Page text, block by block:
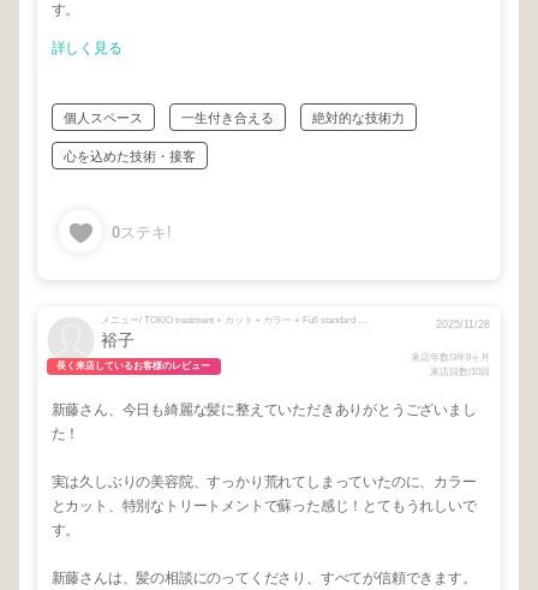
す。
詳しく見る
個人スペース 一生付き合える 絶対的な技術力
心を込めた技術・接客
0ステキ!
メニュー/ TOKIO treatment + カット＋カラー + Full standard + CUT + シュワルツコフクア トリートメント
裕子
長く来店しているお客様のレビュー
2025/11/28
来店年数/3年9ヶ月
来店回数/10回
新藤さん、今日も綺麗な髪に整えていただきありがとうございまし
た！
実は久しぶりの美容院、すっかり荒れてしまっていたのに、カラー
とカット、特別なトリートメントで蘇った感じ！とてもうれしいで
す。
新藤さんは、髪の相談にのってくださり、すべてが信頼できます。